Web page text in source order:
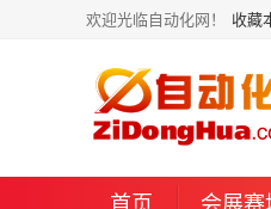
欢迎光临自动化网！ 收藏
首页 会展赛